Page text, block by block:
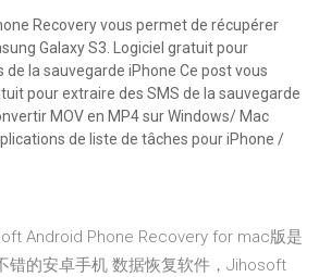
Recovery vous permet de récupérer
Galaxy S3. Logiciel gratuit pour
la sauvegarde iPhone Ce post vous
pour extraire des SMS de la sauvegarde
MOV en MP4 sur Windows/ Mac
de liste de tâches pour iPhone /
Android Phone Recovery for mac版是
错的安卓手机 数据恢复软件，Jihosoft